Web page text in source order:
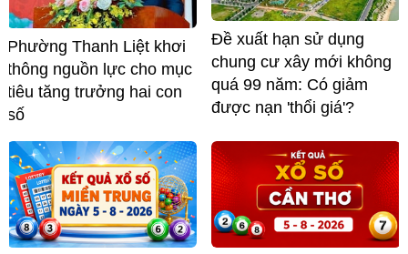
Phường Thanh Liệt khơi
thông nguồn lực cho mục
tiêu tăng trưởng hai con
số
Đề xuất hạn sử dụng
chung cư xây mới không
quá 99 năm: Có giảm
được nạn 'thổi giá'?